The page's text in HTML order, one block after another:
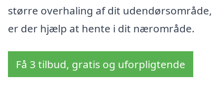
større overhaling af dit udendørsområde,
er der hjælp at hente i dit nærområde.
Få 3 tilbud, gratis og uforpligtende